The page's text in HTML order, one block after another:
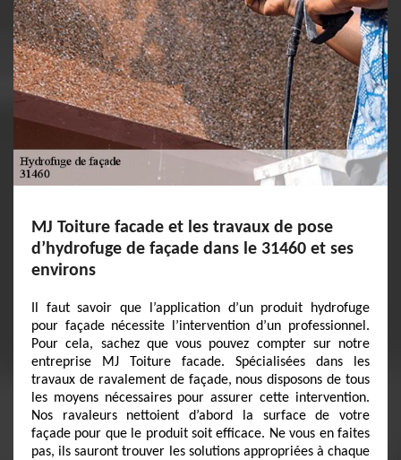
MJ Toiture facade et les travaux de pose
d’hydrofuge de façade dans le 31460 et ses
environs
Il faut savoir que l’application d’un produit hydrofuge
pour façade nécessite l’intervention d’un professionnel.
Pour cela, sachez que vous pouvez compter sur notre
entreprise MJ Toiture facade. Spécialisées dans les
travaux de ravalement de façade, nous disposons de tous
les moyens nécessaires pour assurer cette intervention.
Nos ravaleurs nettoient d’abord la surface de votre
façade pour que le produit soit efficace. Ne vous en faites
pas, ils sauront trouver les solutions appropriées à chaque